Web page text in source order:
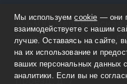
456300, Челябинская
Тургоякское шоссе, 5/
Филиал: г. Подольск,
проезд, д. 7
Мы используемcookie — они
взаимодействуете с нашим
лучше. Оставаясь на сайте,
на их использование и
ваших персональных данных
аналитики. Если вы не